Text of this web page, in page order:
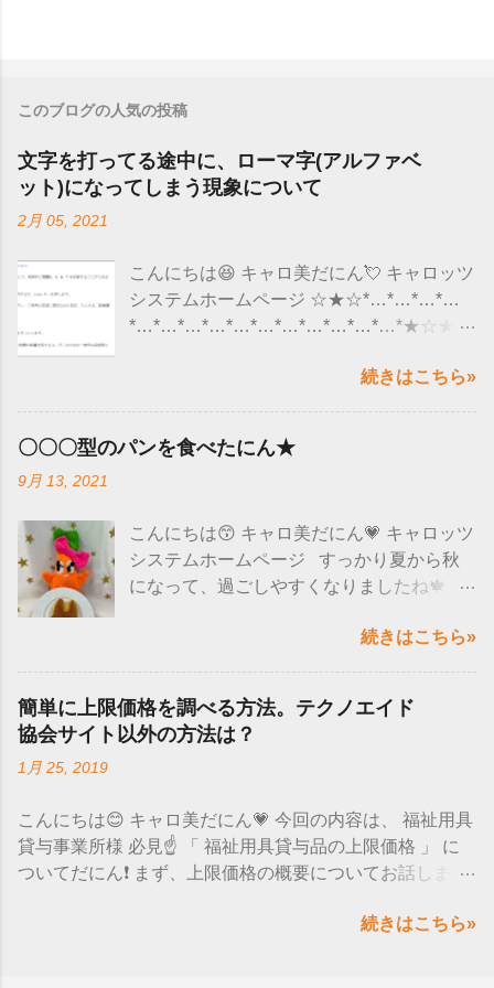
このブログの人気の投稿
文字を打ってる途中に、ローマ字(アルファベ
ット)になってしまう現象について
2月 05, 2021
こんにちは😆 キャロ美だにん💘 キャロッツ
システムホームページ ☆★☆*…*…*…*…
*…*…*…*…*…*…*…*…*…*…*…*★☆★
ていると、急にローマ字(アルファベット）
と、 マイクロソフト社のアップデートの影
ソコンにこの現象が出るのではなく、 バー
ジョンによって現象がでるようだにん！ バ
ージョンの確認方法は、 「スタート」を選
ージョン そのバージョンが 「 20H2 」と「
2004 」かを確認します。 上記のバージョ
ンに当てはまるという方は、一時的な回避
策が マイクロソフト社のHPで公開されて
いるので確認してにん❕ ↓↓↓ 詳細はこちらを
windows-10-バージョン-2004-で問題が発生
する可能性があります ではまた次の更新
で！ バイバイだにん💙💜💛💚 キャロッツシ
続きはこちら»
〇〇〇型のパンを食べたにん★
9月 13, 2021
こんにちは😙 キャロ美だにん💗 キャロッツ
システムホームページ すっかり夏から秋
になって、過ごしやすくなりましたね🍁 食
❤ たくさん食べて、睡眠もとって免疫力上
━─━─━ 先日、みんなで可愛いうさぎのパ
ンを食べたにん🐰💕 じゃーーん(^O^)／
もあってどれにしようか迷ったにん😫💭 そ
して、うさぎのフィナンシェもいただきま
した🙌 想像以上にリアルなうさ
形の形が多いので、うさぎはレアですよね
続きはこちら»
簡単に上限価格を調べる方法。テクノエイド
協会サイト以外の方法は？
1月 25, 2019
こんにちは😊 キャロ美だにん💗 今回の内容は、 福祉用具
貸与事業所様 必見☝ 「 福祉用具貸与品の上限価格 」 に
ついてだにん❗ まず、上限価格の概要についてお話します
決めた 単位数を超えて請求すると 、 全額が保険の適用
続きはこちら»